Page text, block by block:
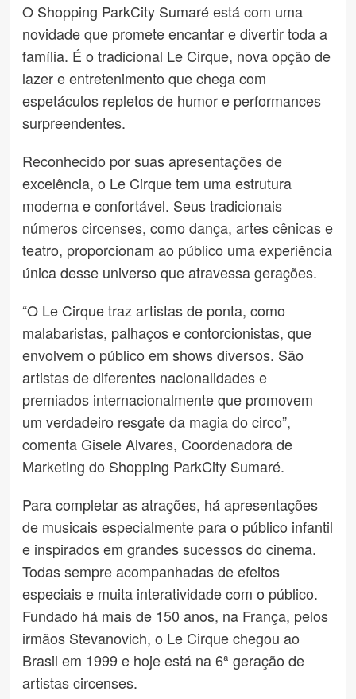
O Shopping ParkCity Sumaré está com uma
novidade que promete encantar e divertir toda a
família. É o tradicional Le Cirque, nova opção de
lazer e entretenimento que chega com
espetáculos repletos de humor e performances
surpreendentes.
Reconhecido por suas apresentações de
excelência, o Le Cirque tem uma estrutura
moderna e confortável. Seus tradicionais
números circenses, como dança, artes cênicas e
teatro, proporcionam ao público uma experiência
única desse universo que atravessa gerações.
“O Le Cirque traz artistas de ponta, como
malabaristas, palhaços e contorcionistas, que
envolvem o público em shows diversos. São
artistas de diferentes nacionalidades e
premiados internacionalmente que promovem
um verdadeiro resgate da magia do circo”,
comenta Gisele Alvares, Coordenadora de
Marketing do Shopping ParkCity Sumaré.
Para completar as atrações, há apresentações
de musicais especialmente para o público infantil
e inspirados em grandes sucessos do cinema.
Todas sempre acompanhadas de efeitos
especiais e muita interatividade com o público.
Fundado há mais de 150 anos, na França, pelos
irmãos Stevanovich, o Le Cirque chegou ao
Brasil em 1999 e hoje está na 6ª geração de
artistas circenses.